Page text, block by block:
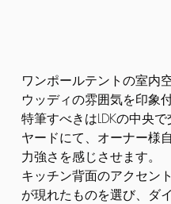
ワンポールテントの室内
ウッディの雰囲気を印象
特筆すべきはLDKの中央
ヤードにて、オーナー様
力強さを感じさせます。
キッチン背面のアクセン
が現れたものを選び、ダ